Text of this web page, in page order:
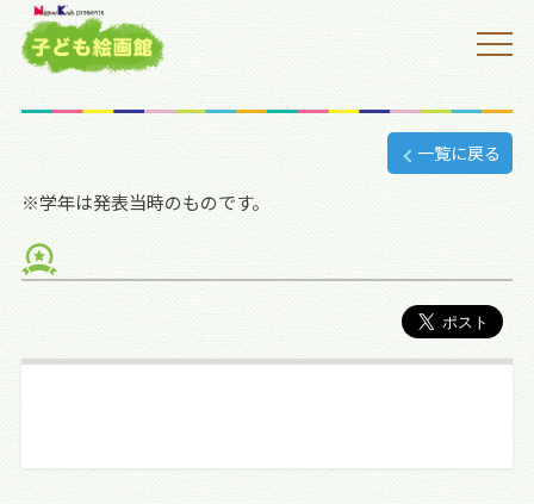
一覧に戻る
※学年は発表当時のものです。